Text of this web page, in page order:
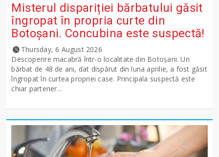
Misterul dispariției bărbatului găsit
îngropat în propria curte din
Botoșani. Concubina este suspectă!
Thursday, 6 August 2026
Descoperire macabră într-o localitate din Botoșani. Un
bărbat de 48 de ani, dat dispărut din luna aprilie, a fost găsit
îngropat în curtea propriei case. Principala suspectă este
chiar partener...